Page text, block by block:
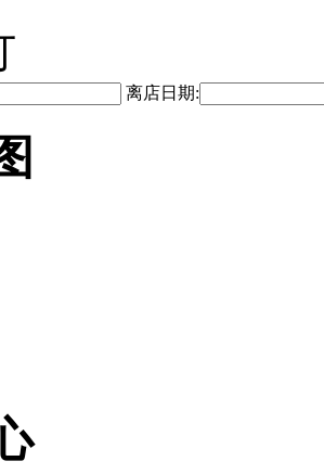
离店日期: